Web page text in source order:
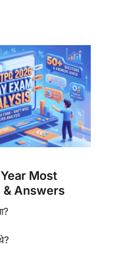
Most
& Answers